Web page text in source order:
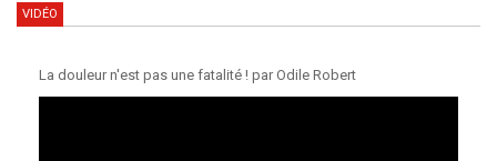
VIDÉO
La douleur n'est pas une fatalité ! par Odile Robert